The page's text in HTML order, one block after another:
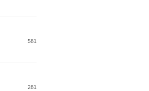
581
281